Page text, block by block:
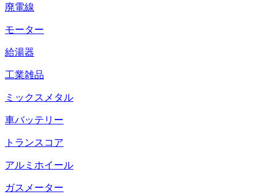
廃電線
モーター
給湯器
工業雑品
ミックスメタル
車バッテリー
トランスコア
アルミホイール
ガスメーター